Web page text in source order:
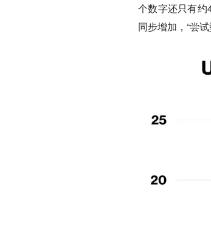
个数字还只有
同步增加，“尝